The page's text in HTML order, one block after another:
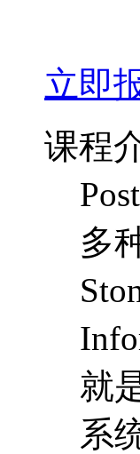
立即
课程
多
就
系